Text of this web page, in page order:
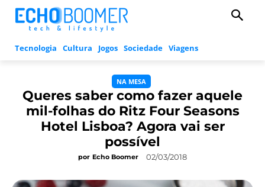
Tecnologia Cultura Jogos Sociedade Viagens
NA MESA
Queres saber como fazer aquele
mil-folhas do Ritz Four Seasons
Hotel Lisboa? Agora vai ser
possível
por Echo Boomer 02/03/2018